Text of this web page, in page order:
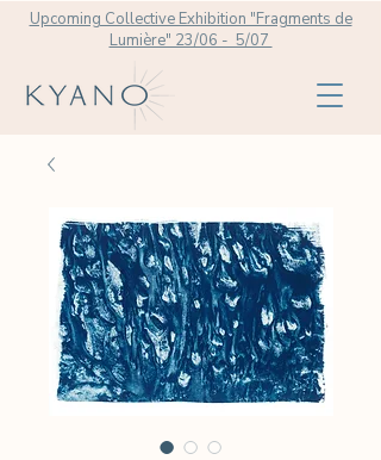
Upcoming Collective Exhibition "Fragments de
Lumière" 23/06 - 5/07